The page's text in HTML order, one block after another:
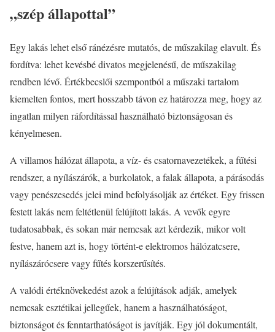
„szép állapottal”
Egy lakás lehet első ránézésre mutatós, de műszakilag elavult. És
fordítva: lehet kevésbé divatos megjelenésű, de műszakilag
rendben lévő. Értékbecslői szempontból a műszaki tartalom
kiemelten fontos, mert hosszabb távon ez határozza meg, hogy az
ingatlan milyen ráfordítással használható biztonságosan és
kényelmesen.
A villamos hálózat állapota, a víz- és csatornavezetékek, a fűtési
rendszer, a nyílászárók, a burkolatok, a falak állapota, a párásodás
vagy penészesedés jelei mind befolyásolják az értéket. Egy frissen
festett lakás nem feltétlenül felújított lakás. A vevők egyre
tudatosabbak, és sokan már nemcsak azt kérdezik, mikor volt
festve, hanem azt is, hogy történt-e elektromos hálózatcsere,
nyílászárócsere vagy fűtés korszerűsítés.
A valódi értéknövekedést azok a felújítások adják, amelyek
nemcsak esztétikai jellegűek, hanem a használhatóságot,
biztonságot és fenntarthatóságot is javítják. Egy jól dokumentált,